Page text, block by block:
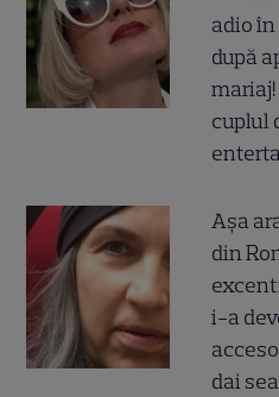
adio
după
cuplul
Așa
din
i-a
dai